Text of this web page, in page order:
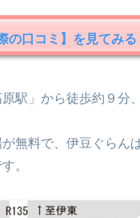
の口コミ】を見てみる
駅」から徒歩約９分
無料で、伊豆ぐらん
。